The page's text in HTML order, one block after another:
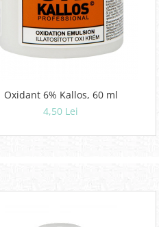
Oxidant 6% Kallos, 60 ml
4,50 Lei